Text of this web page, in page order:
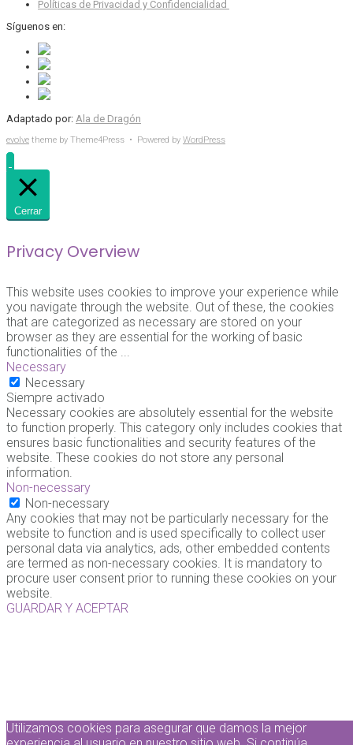
Políticas de Privacidad y Confidencialidad
Síguenos en:
Adaptado por: Ala de Dragón
evolve theme by Theme4Press • Powered by WordPress
Utilizamos cookies para asegurar que damos la mejor
Cerrar
Privacy Overview
This website uses cookies to improve your experience while
you navigate through the website. Out of these, the cookies
that are categorized as necessary are stored on your
browser as they are essential for the working of basic
functionalities of the ...
Necessary
Necessary
Siempre activado
Necessary cookies are absolutely essential for the website
to function properly. This category only includes cookies that
ensures basic functionalities and security features of the
website. These cookies do not store any personal
information.
Non-necessary
Non-necessary
Any cookies that may not be particularly necessary for the
website to function and is used specifically to collect user
personal data via analytics, ads, other embedded contents
are termed as non-necessary cookies. It is mandatory to
procure user consent prior to running these cookies on your
website.
GUARDAR Y ACEPTAR